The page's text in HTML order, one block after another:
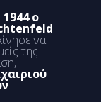
1944 ο
να
της
.